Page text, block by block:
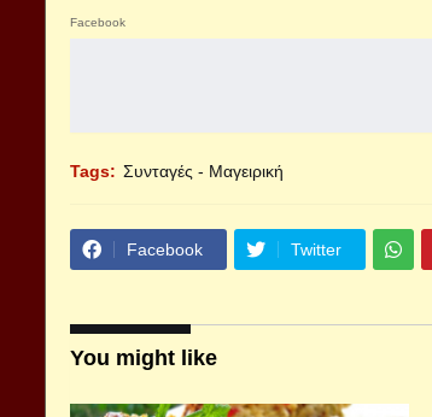
Facebook
Tags: Συνταγές - Μαγειρική
Facebook Twitter
You might like